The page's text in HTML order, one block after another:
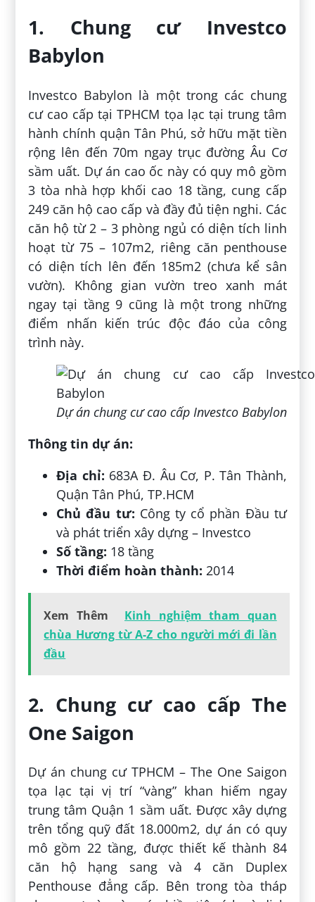
1. Chung cư Investco
Babylon
Investco Babylon là một trong các chung
cư cao cấp tại TPHCM tọa lạc tại trung tâm
hành chính quận Tân Phú, sở hữu mặt tiền
rộng lên đến 70m ngay trục đường Âu Cơ
sầm uất. Dự án cao ốc này có quy mô gồm
3 tòa nhà hợp khối cao 18 tầng, cung cấp
249 căn hộ cao cấp và đầy đủ tiện nghi. Các
căn hộ từ 2 – 3 phòng ngủ có diện tích linh
hoạt từ 75 – 107m2, riêng căn penthouse
có diện tích lên đến 185m2 (chưa kể sân
vườn). Không gian vườn treo xanh mát
ngay tại tầng 9 cũng là một trong những
điểm nhấn kiến trúc độc đáo của công
trình này.
Dự án chung cư cao cấp Investco Babylon
Thông tin dự án:
Địa chỉ: 683A Đ. Âu Cơ, P. Tân Thành,
Quận Tân Phú, TP.HCM
Chủ đầu tư: Công ty cổ phần Đầu tư
và phát triển xây dựng – Investco
Số tầng: 18 tầng
Thời điểm hoàn thành: 2014
Xem Thêm
Kinh nghiệm tham quan
chùa Hương từ A-Z cho người mới đi lần
đầu
2. Chung cư cao cấp The
One Saigon
Dự án chung cư TPHCM – The One Saigon
tọa lạc tại vị trí “vàng” khan hiếm ngay
trung tâm Quận 1 sầm uất. Được xây dựng
trên tổng quỹ đất 18.000m2, dự án có quy
mô gồm 22 tầng, được thiết kế thành 84
căn hộ hạng sang và 4 căn Duplex
Penthouse đẳng cấp. Bên trong tòa tháp